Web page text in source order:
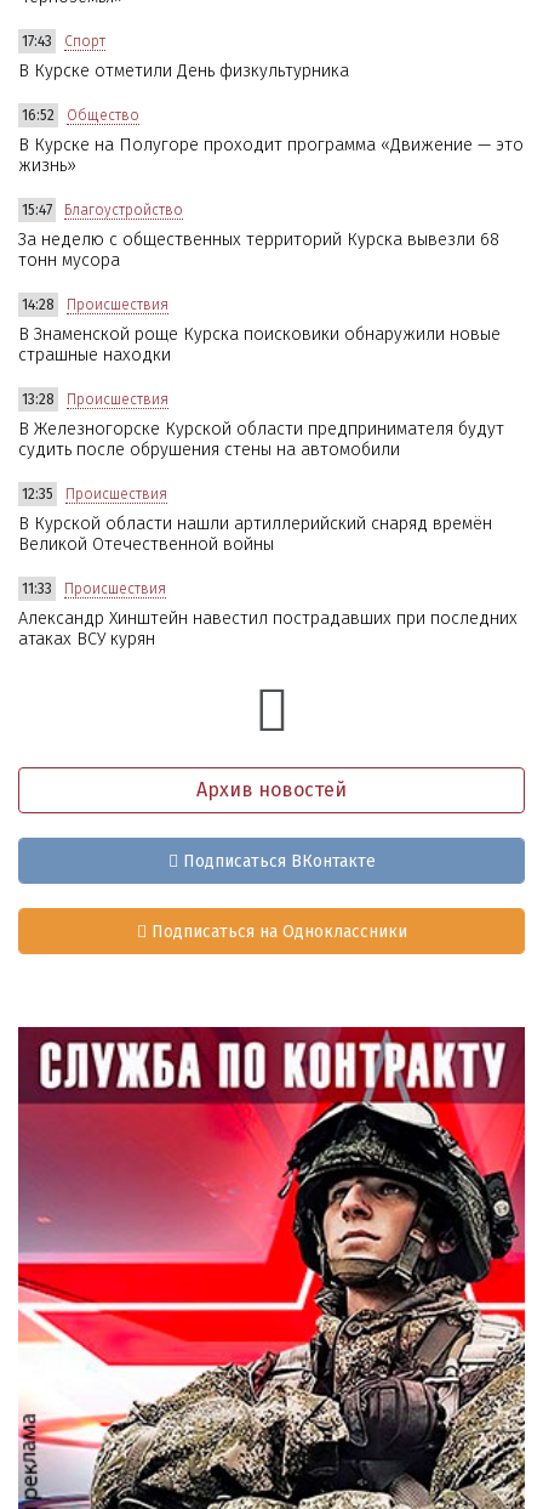
17:43 Спорт
В Курске отметили День физкультурника
16:52 Общество
В Курске на Полугоре проходит программа «Движение — это
жизнь»
15:47 Благоустройство
За неделю с общественных территорий Курска вывезли 68
тонн мусора
14:28 Происшествия
В Знаменской роще Курска поисковики обнаружили новые
страшные находки
13:28 Происшествия
В Железногорске Курской области предпринимателя будут
судить после обрушения стены на автомобили
12:35 Происшествия
В Курской области нашли артиллерийский снаряд времён
Великой Отечественной войны
11:33 Происшествия
Александр Хинштейн навестил пострадавших при последних
атаках ВСУ курян
Архив новостей
Подписаться ВКонтакте
Подписаться на Одноклассники